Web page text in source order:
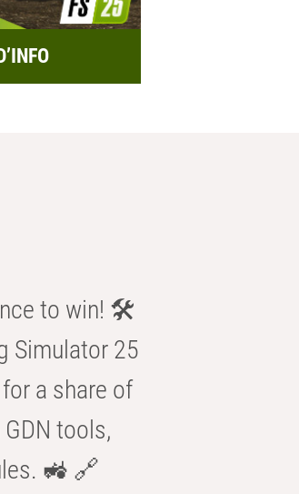
to win! 🛠️
Simulator 25
a share of
tools,
🚜 🔗